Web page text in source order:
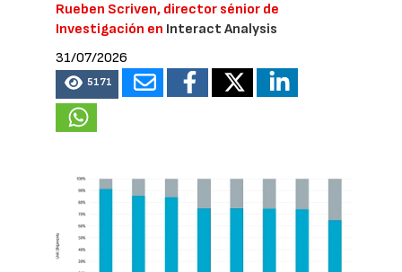
Rueben Scriven, director sénior de
Investigación en Interact Analysis
31/07/2026
5171